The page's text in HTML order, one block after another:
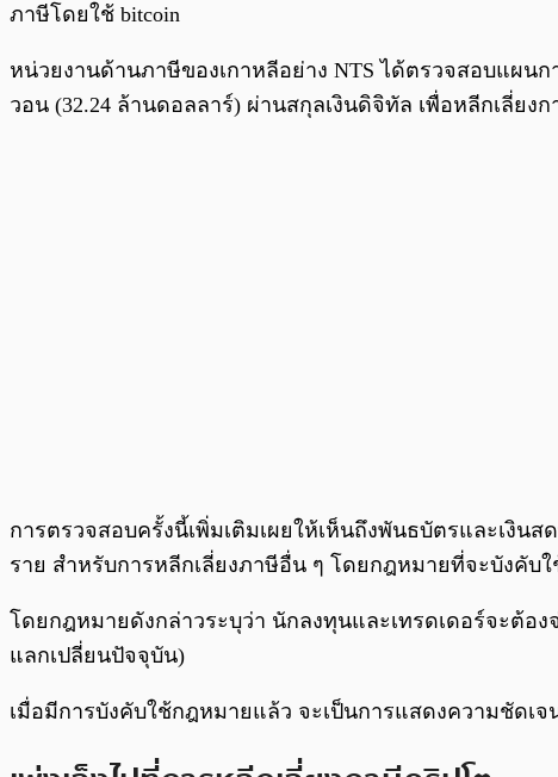
ภาษีโดยใช้ bitcoin
หน่วยงานด้านภาษีของเกาหลีอย่าง NTS ได้ตรวจสอบแผน
วอน (32.24 ล้านดอลลาร์) ผ่านสกุลเงินดิจิทัล เพื่อหลีกเลี่ยง
การตรวจสอบครั้งนี้เพิ่มเติมเผยให้เห็นถึงพันธบัตรและเงิน
ราย สำหรับการหลีกเลี่ยงภาษีอื่น ๆ โดยกฎหมายที่จะบังคับ
โดยกฎหมายดังกล่าวระบุว่า นักลงทุนและเทรดเดอร์จะต้อง
แลกเปลี่ยนปัจจุบัน)
เมื่อมีการบังคับใช้กฎหมายแล้ว จะเป็นการแสดงความชัดเ